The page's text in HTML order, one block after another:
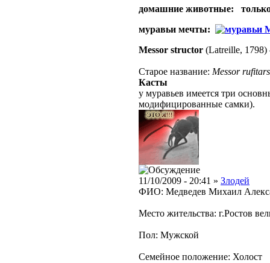
домашние животные:
муравьи мечты:
Messor structor (Latreille, 1798)
Старое название: Messor
Касты
у муравьев имеется три
модифицированные самки).
11/10/2009 - 20:41 » Злодей
ФИО: Медведев Михаил
Место жительства: г.Ростов
Пол: Мужской
Семейное положение: Холост